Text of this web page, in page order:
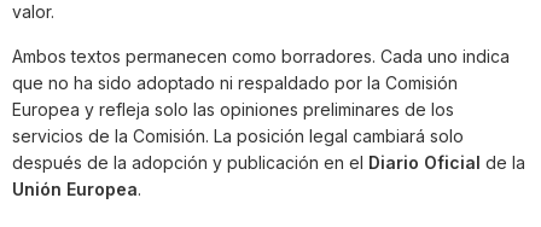
valor.
Ambos textos permanecen como borradores. Cada uno indica
que no ha sido adoptado ni respaldado por la Comisión
Europea y refleja solo las opiniones preliminares de los
servicios de la Comisión. La posición legal cambiará solo
después de la adopción y publicación en el Diario Oficial de la
Unión Europea.